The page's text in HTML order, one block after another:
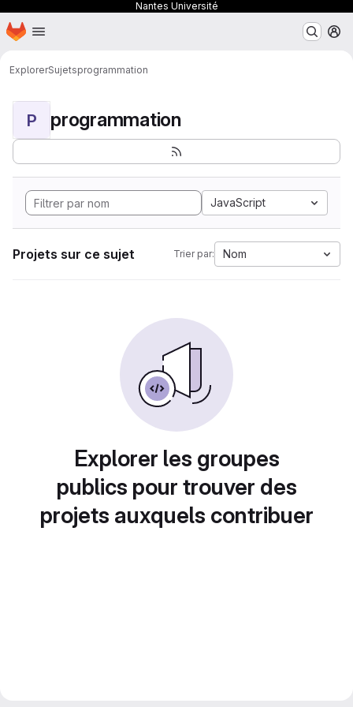
Nantes Université
Passer au contenu principal
Page d'accueil
ExplorerSujetsprogrammation
P programmation
JavaScript
Projets sur ce sujet Trier par: Nom
Explorer les groupes
publics pour trouver des
projets auxquels contribuer